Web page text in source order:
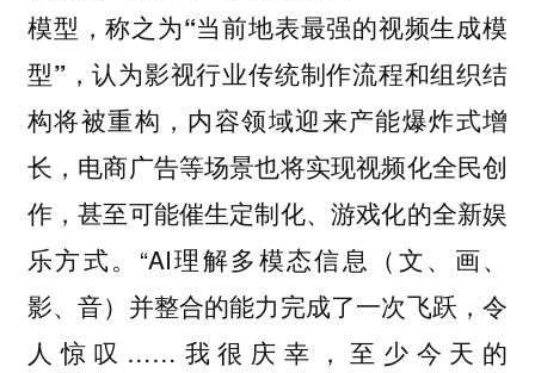
模型，称之为“当前地表最强的视频生成模
型” ，认为影视行业传统制作流程和组织结
构将被重构，内容领域迎来产能爆炸式增
长，电商广告等场景也将实现视频化全民创
作，甚至可能催生定制化、游戏化的全新娱
乐方式。“AI理解多模态信息（文、画、
影、音）并整合的能力完成了一次飞跃，令
人惊叹……我很庆幸，至少今天的